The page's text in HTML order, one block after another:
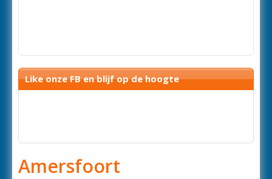
Like onze FB en blijf op de hoogte
Amersfoort